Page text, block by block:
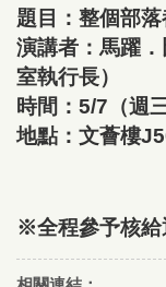
題目：整個部
演講者：馬躍
室執行長）
時間：5/7（週
地點：文薈樓
※全程參予核給